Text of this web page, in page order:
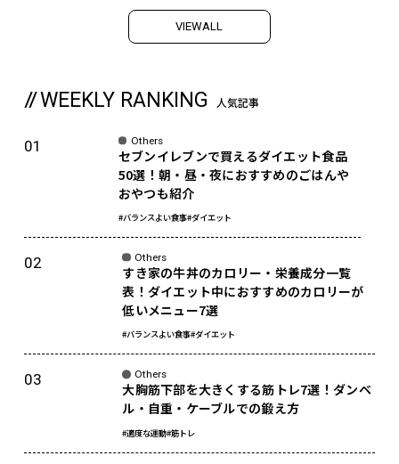
VIEWALL
WEEKLY RANKING 人気記事
Others
セブンイレブンで買えるダイエット食品
50選！朝・昼・夜におすすめのごはんや
おやつも紹介
#バランスよい食事#ダイエット
Others
すき家の牛丼のカロリー・栄養成分一覧
表！ダイエット中におすすめのカロリーが
低いメニュー7選
#バランスよい食事#ダイエット
Others
大胸筋下部を大きくする筋トレ7選！ダンベ
ル・自重・ケーブルでの鍛え方
#適度な運動#筋トレ